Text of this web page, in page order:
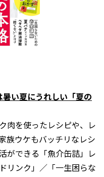
い夏にうれしい「夏の
肉を使ったレシピや、レ
族ウケもバッチリなレシ
ができる「魚介缶詰」レ
リンク」／「一生困らな